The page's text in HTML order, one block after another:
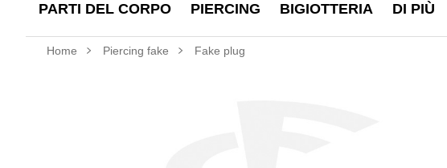
PARTI DEL CORPO PIERCING BIGIOTTERIA DI PIÙ
Home Piercing fake Fake plug